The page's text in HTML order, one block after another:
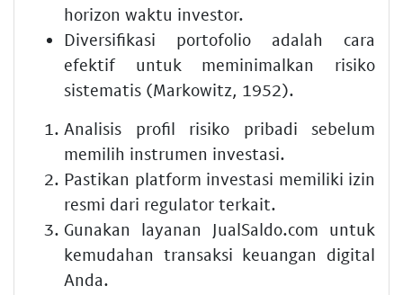
horizon waktu investor.
Diversifikasi portofolio adalah cara
efektif untuk meminimalkan risiko
sistematis (Markowitz, 1952).
Analisis profil risiko pribadi sebelum
memilih instrumen investasi.
Pastikan platform investasi memiliki izin
resmi dari regulator terkait.
Gunakan layanan JualSaldo.com untuk
kemudahan transaksi keuangan digital
Anda.